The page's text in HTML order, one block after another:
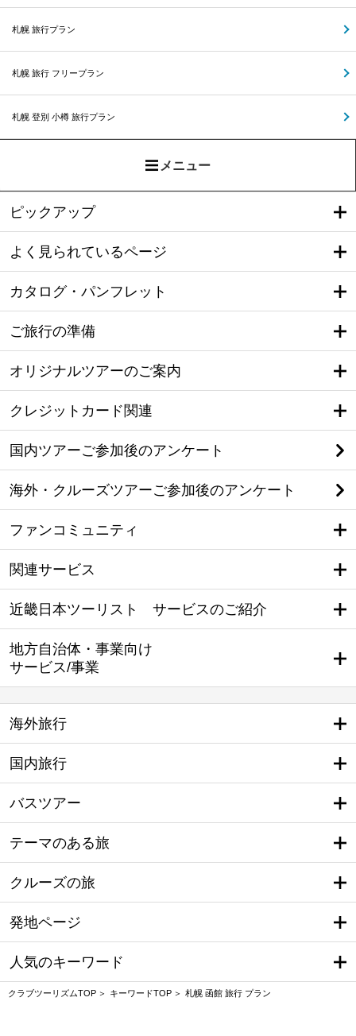
札幌 旅行プラン
札幌 旅行 フリープラン
札幌 登別 小樽 旅行プラン
メニュー
ピックアップ
よく見られているページ
カタログ・パンフレット
ご旅行の準備
オリジナルツアーのご案内
クレジットカード関連
国内ツアーご参加後のアンケート
海外・クルーズツアーご参加後のアンケート
ファンコミュニティ
関連サービス
近畿日本ツーリスト サービスのご紹介
地方自治体・事業向け
サービス/事業
海外旅行
国内旅行
バスツアー
テーマのある旅
クルーズの旅
発地ページ
人気のキーワード
クラブツーリズムTOP キーワードTOP 札幌 函館 旅行 プラン